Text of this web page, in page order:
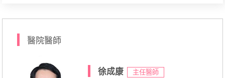
醫院醫師
徐成康 主任醫師